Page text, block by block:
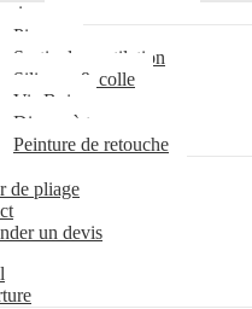
Pipeco
Sortie de ventilation
Silicone & colle
Vis Bois
Disque à tronçonner
Peinture de retouche
de pliage
un devis